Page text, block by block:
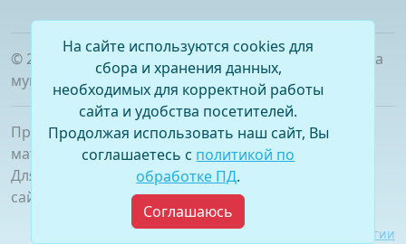
© 2026
. Официальный сайт Думы городского округа
муниципального образования «город Саянск»
При полном или частичном использовании
материалов ссылка на сайт обязательна.
Для сетевых изданий обязательна гиперссылка на
сайт –
www.dumasayansk.ru
Разработка сайта: Виртуальные технологии
На сайте используются cookies для
сбора и хранения данных,
необходимых для корректной работы
сайта и удобства посетителей.
Продолжая использовать наш сайт, Вы
соглашаетесь с политикой по
обработке ПД.
Соглашаюсь